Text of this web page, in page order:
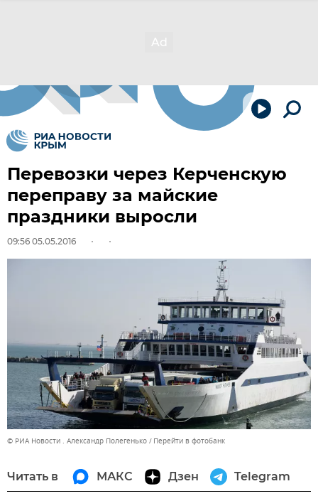
Перевозки через Керченскую
переправу за майские
праздники выросли
09:56 05.05.2016
© РИА Новости . Александр Полегенько Перейти в фотобанк
Читать в МАКС Дзен Telegram